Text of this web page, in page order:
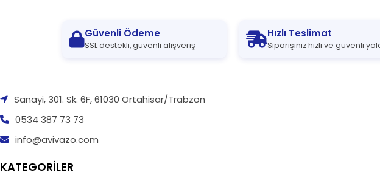
Güvenli Ödeme
SSL destekli, güvenli alışveriş
Hızlı Teslimat
Siparişiniz hızlı ve güvenli
Sanayi, 301. Sk. 6F, 61030 Ortahisar/Trabzon
0534 387 73 73
info@avivazo.com
KATEGORİLER